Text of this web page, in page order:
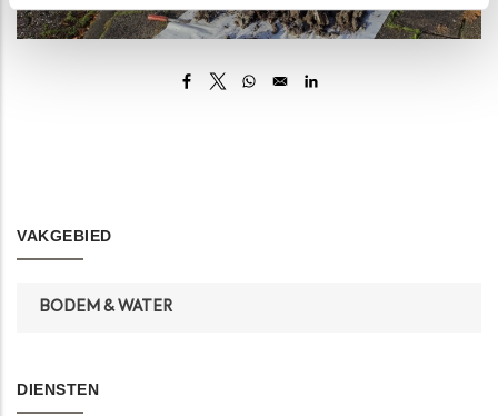
Opens in a new window
Opens in a new window
Opens in a new window
Opens in a new window
VAKGEBIED
BODEM & WATER
DIENSTEN